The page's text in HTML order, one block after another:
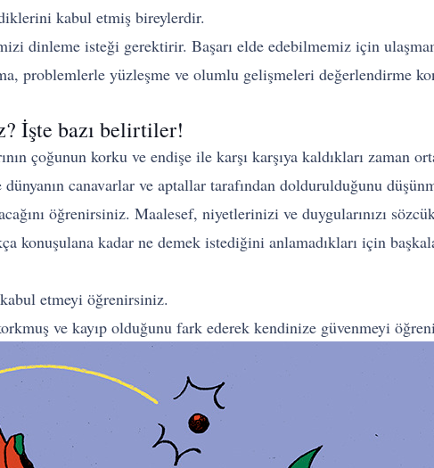
kabul etmiş bireylerdir.
dinleme isteği gerektirir. Başarı elde edebilmemiz için
problemlerle yüzleşme ve olumlu gelişmeleri değerlendirme
İşte bazı belirtiler!
çoğunun korku ve endişe ile karşı karşıya kaldıkları zaman
canavarlar ve aptallar tarafından doldurulduğunu
öğrenirsiniz. Maalesef, niyetlerinizi ve duygularınızı
konuşulana kadar ne demek istediğini anlamadıkları için
etmeyi öğrenirsiniz.
ve kayıp olduğunu fark ederek kendinize güvenmeyi